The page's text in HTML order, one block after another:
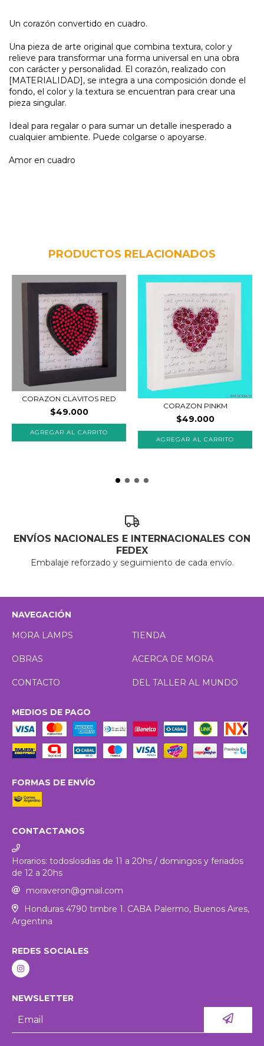
Un corazón convertido en cuadro.
Una pieza de arte original que combina textura, color y
relieve para transformar una forma universal en una obra
con carácter y personalidad. El corazón, realizado con
[MATERIALIDAD], se integra a una composición donde el
fondo, el color y la textura se encuentran para crear una
pieza singular.
Ideal para regalar o para sumar un detalle inesperado a
cualquier ambiente. Puede colgarse o apoyarse.
Amor en cuadro
PRODUCTOS RELACIONADOS
CORAZON CLAVITOS RED
$49.000
AGREGAR AL CARRITO
CORAZON PINKM
$49.000
AGREGAR AL CARRITO
ENVÍOS NACIONALES E INTERNACIONALES CON
FEDEX
Embalaje reforzado y seguimiento de cada envío.
NAVEGACIÓN
MORA LAMPS
TIENDA
OBRAS ACERCA DE MORA
CONTACTO DEL TALLER AL MUNDO
MEDIOS DE PAGO
FORMAS DE ENVÍO
CONTACTANOS
Horarios: todoslosdias de 11 a 20hs / domingos y feriados
de 12 a 20hs
moraveron@gmail.com
Honduras 4790 timbre 1. CABA Palermo, Buenos Aires,
Argentina
REDES SOCIALES
NEWSLETTER